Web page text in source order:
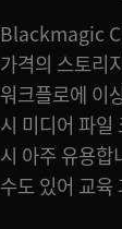
Blackmagic
가격의 스토리
워크플로에 이
시 미디어 파일
시 아주 유용합
수도 있어 교육
바가 탑재되어
염려가 없습니다.
아니라 메인 저
Cloud의 프로